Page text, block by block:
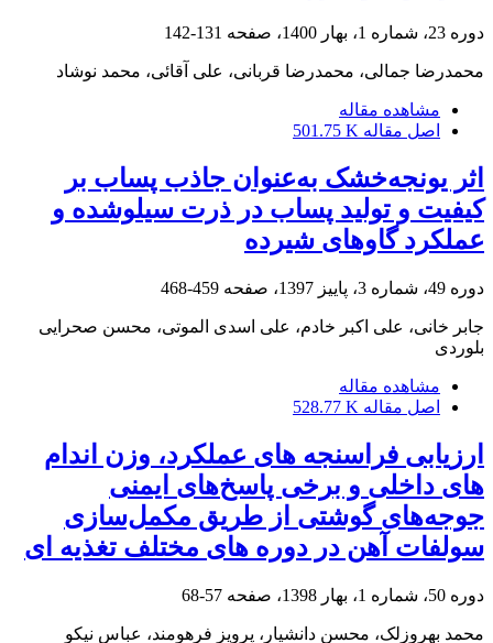
دوره 23، شماره 1، بهار 1400، صفحه 131-142
محمدرضا جمالی، محمدرضا قربانی، علی آقائی، محمد نوشاد
مشاهده مقاله
اصل مقاله 501.75 K
اثر یونجه‌خشک به‌عنوان جاذب پساب بر
کیفیت و تولید پساب در ذرت سیلوشده و
عملکرد گاوهای شیرده
دوره 49، شماره 3، پاییز 1397، صفحه 459-468
جابر خانی، علی‌ اکبر خادم، علی اسدی الموتی، محسن صحرایی
بلوردی
مشاهده مقاله
اصل مقاله 528.77 K
ارزیابی فراسنجه های عملکرد، وزن اندام
های داخلی و برخی پاسخ‌های ایمنی
جوجه‌های گوشتی از طریق مکمل‌سازی
سولفات آهن در دوره های مختلف تغذیه ای
دوره 50، شماره 1، بهار 1398، صفحه 57-68
محمد بهروزلک، محسن دانشیار، پرویز فرهومند، عباس نیکو